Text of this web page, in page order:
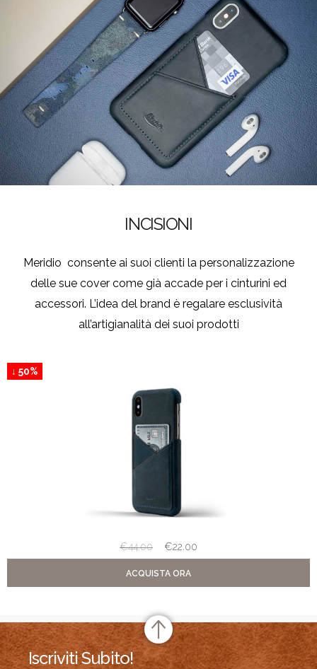
INCISIONI
Meridio consente ai suoi clienti la personalizzazione
delle sue cover come già accade per i cinturini ed
accessori. L’idea del brand è regalare esclusività
all’artigianalità dei suoi prodotti
↓ 50%
€44.00 €22.00
ACQUISTA ORA
Iscriviti Subito!